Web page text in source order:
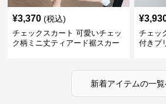
¥3,370 (税込)
チェックスカート 可愛いチェッ
ク柄ミニ丈ティアード裾スカー
¥
チェッ
付きプ
新着アイテムの一